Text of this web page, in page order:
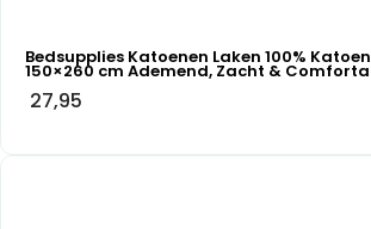
Bedsupplies Katoenen Laken 100%
150×260 cm Ademend, Zacht &
27,95